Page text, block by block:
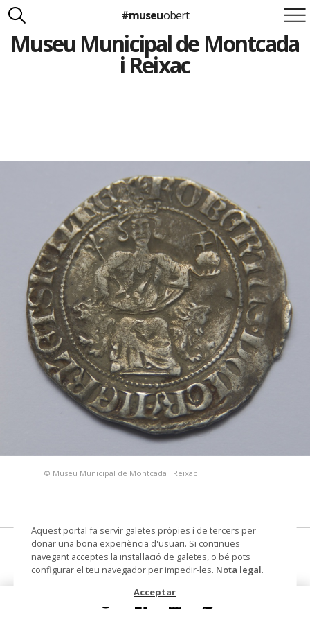
Suma't a la iniciativa
Carlota Royo
#museuobert
Museu Municipal de Montcada
i Reixac
© Museu Municipal de Montcada i Reixac
Gigliato
moneda
Aquest portal fa servir galetes pròpies i de tercers per
donar una bona experiència d'usuari. Si continues
navegant acceptes la instal·lació de galetes, o bé pots
configurar el teu navegador per impedir-les. Nota legal.
Acceptar